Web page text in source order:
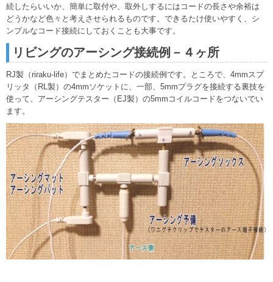
続したらいいか、簡単に取付や、取外しするにはコードの長さや余裕は
どうかなど色々と考えさせられるものです。できるたけ使いやすく、シ
ンプルなコード接続にしておくことも大事です。
リビングのアーシング接続例－４ヶ所
RJ製（riraku-life）でまとめたコードの接続例です。ところで、4mmスプ
リッタ（RL製）の4mmソケットに、一部、5mmプラグを接続する裏技を
使って、アーシングテスター（EJ製）の5mmコイルコードをつないでい
ます。